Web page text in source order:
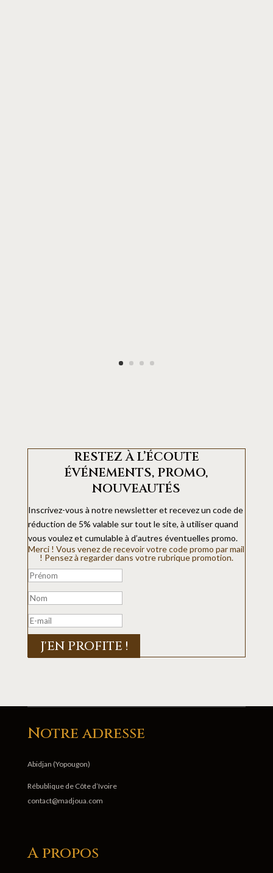
RESTEZ À L’ÉCOUTE
ÉVÉNEMENTS, PROMO,
NOUVEAUTÉS
Inscrivez-vous à notre newsletter et recevez un code de
réduction de 5% valable sur tout le site, à utiliser quand
vous voulez et cumulable à d’autres éventuelles promo.
Merci ! Vous venez de recevoir votre code promo par mail
! Pensez à regarder dans votre rubrique promotion.
J'EN PROFITE !
Notre adresse
Abidjan (Yopougon)
Rébublique de Côte d’Ivoire
contact@madjoua.com
A propos